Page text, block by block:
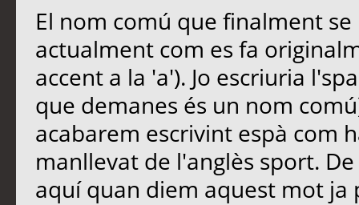
El nom comú que finalment
actualment com es fa
accent a la 'a'). Jo escriuria
que demanes és un nom
acabarem escrivint espà com
manllevat de l'anglès sport.
aquí quan diem aquest mot ja